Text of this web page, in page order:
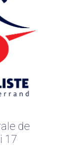
de
17